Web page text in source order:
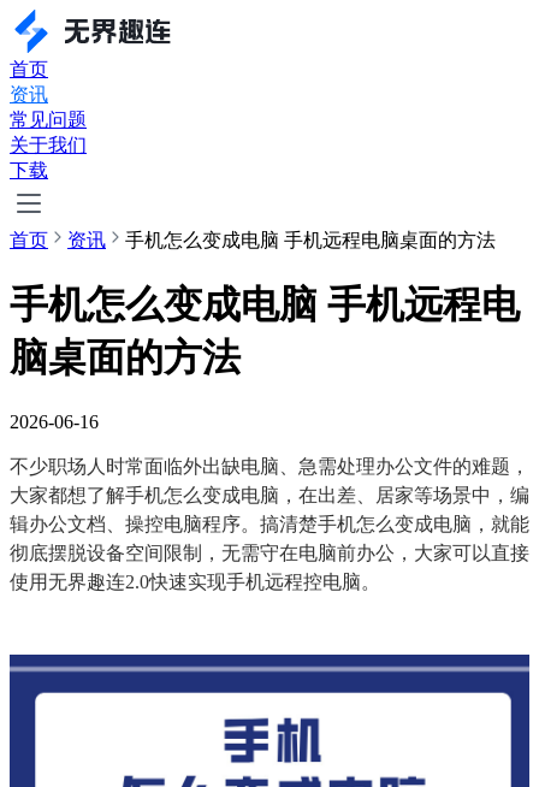
首页
资讯
常见问题
关于我们
下载
首页 资讯 手机怎么变成电脑 手机远程电脑桌面的方法
手机怎么变成电脑 手机远程电
脑桌面的方法
2026-06-16
不少职场人时常面临外出缺电脑、急需处理办公文件的难题，
大家都想了解手机怎么变成电脑，在出差、居家等场景中，编
辑办公文档、操控电脑程序。搞清楚手机怎么变成电脑，就能
彻底摆脱设备空间限制，无需守在电脑前办公，大家可以直接
使用无界趣连2.0快速实现手机远程控电脑。